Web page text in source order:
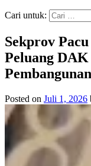
Cari untuk:
Sekprov
Peluang
Posted on Juli 1, 2026